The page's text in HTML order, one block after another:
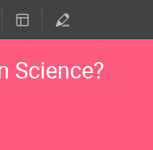
Science?